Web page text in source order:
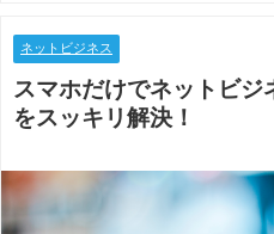
ネットビジネス
スマホだけでネットビジ
をスッキリ解決！